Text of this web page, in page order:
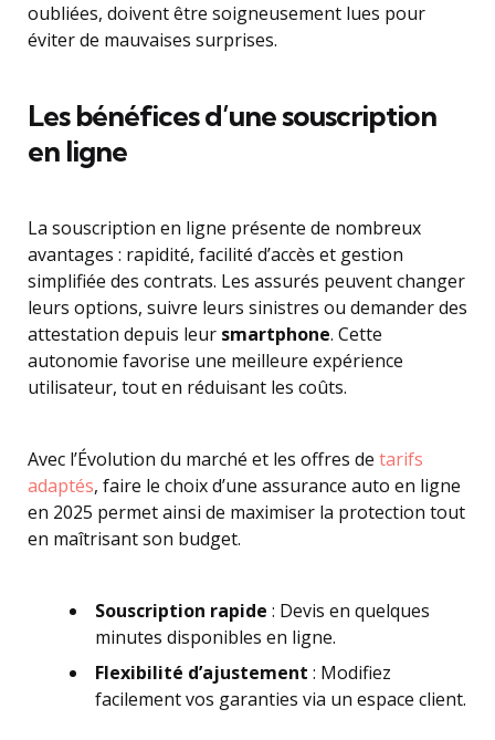
oubliées, doivent être soigneusement lues pour
éviter de mauvaises surprises.
Les bénéfices d’une souscription
en ligne
La souscription en ligne présente de nombreux
avantages : rapidité, facilité d’accès et gestion
simplifiée des contrats. Les assurés peuvent changer
leurs options, suivre leurs sinistres ou demander des
attestation depuis leur smartphone. Cette
autonomie favorise une meilleure expérience
utilisateur, tout en réduisant les coûts.
Avec l’Évolution du marché et les offres de tarifs
adaptés, faire le choix d’une assurance auto en ligne
en 2025 permet ainsi de maximiser la protection tout
en maîtrisant son budget.
Souscription rapide : Devis en quelques
minutes disponibles en ligne.
Flexibilité d’ajustement : Modifiez
facilement vos garanties via un espace client.